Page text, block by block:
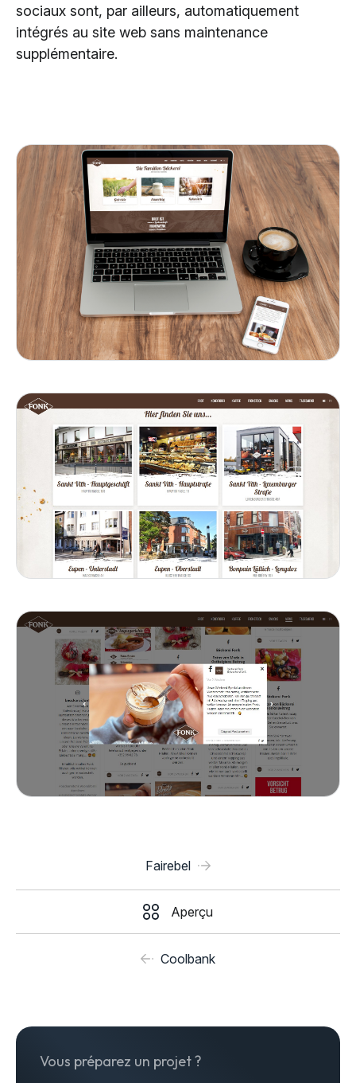
sociaux sont, par ailleurs, automatiquement
intégrés au site web sans maintenance
supplémentaire.
Coolbank
Aperçu
Fairebel
Vous préparez un projet ?